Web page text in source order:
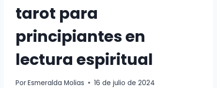
tarot para
principiantes en
lectura espiritual
PorEsmeralda Molias 16 de julio de 2024